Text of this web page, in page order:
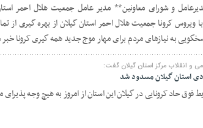
و شورای معاونین** مدیر عامل جمعیت هلال احمر
با ویروس کرونا جمعیت هلال احمر استان گیلان از بهره گیری از
به نیازهای مردم برای مهار موج جدید همه گیری کرونا خبر
و انقلاب مرکز استان گیلان گفت:
استان گیلان مسدود شد
فوق حاد کرونایی در گیلان این استان از امروز به هیچ وجه